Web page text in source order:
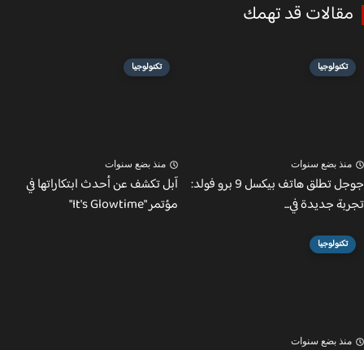
قد تهمك
تكنولوجيا
بضع سنوات
جوجل تطلق هاتف بيكسل 9 برو فولد:
جديدة في...
تكنولوجيا
منذ بضع سنوات
آبل تكشف عن أحدث ابتكاراتها في
مؤتمر "It's Glowtime"
تكنولوجيا
بضع سنوات